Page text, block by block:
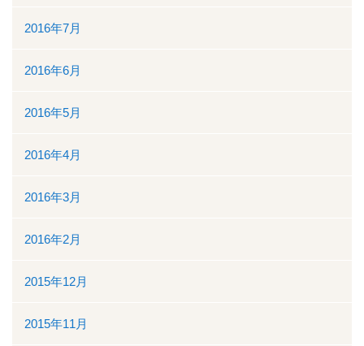
2016年7月
2016年6月
2016年5月
2016年4月
2016年3月
2016年2月
2015年12月
2015年11月